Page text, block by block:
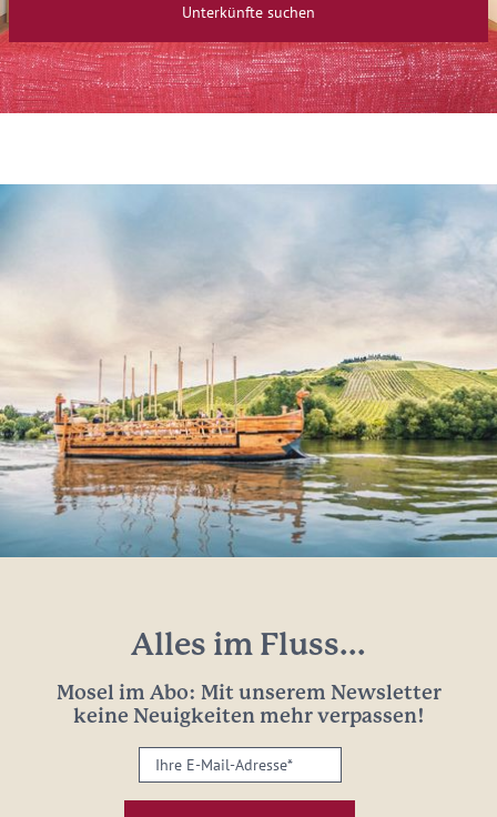
Unterkünfte suchen
Alles im Fluss...
Mosel im Abo: Mit unserem Newsletter
keine Neuigkeiten mehr verpassen!
Ihre
E-
Mail-